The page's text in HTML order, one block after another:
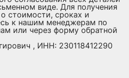
виде. Для получения
стоимости, сроках и
к нашим менеджерам по
или через форму обратной
, ИНН: 230118412290